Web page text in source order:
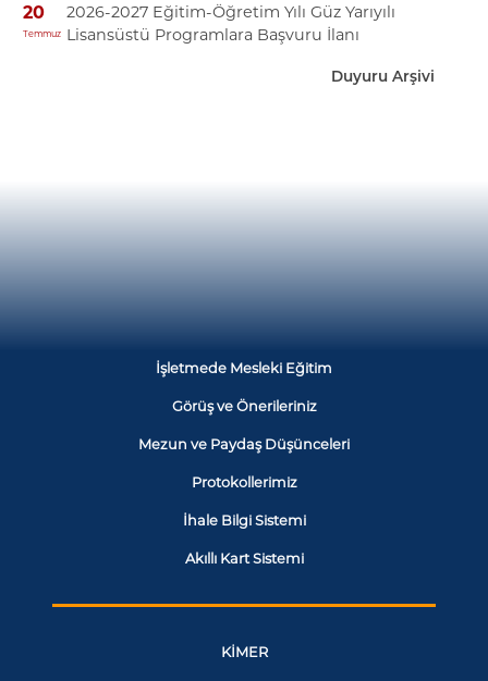
20
Temmuz
2026-2027 Eğitim-Öğretim Yılı Güz Yarıyılı
Lisansüstü Programlara Başvuru İlanı
Duyuru Arşivi
İşletmede Mesleki Eğitim
Görüş ve Önerileriniz
Mezun ve Paydaş Düşünceleri
Protokollerimiz
İhale Bilgi Sistemi
Akıllı Kart Sistemi
KİMER